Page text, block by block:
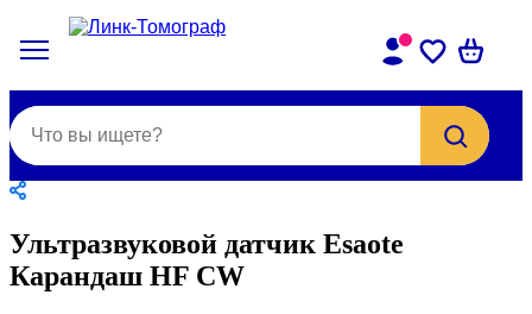
Ультразвуковой датчик Esaote
Карандаш HF CW